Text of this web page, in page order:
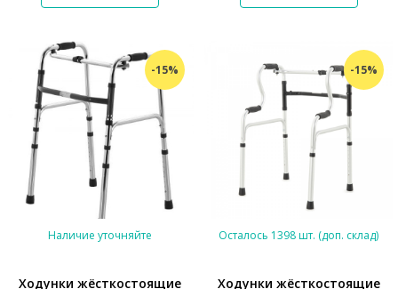
-15%
Наличие уточняйте
Ходунки жёсткостоящие
-15%
Осталось 1398 шт. (доп. склад)
Ходунки жёсткостоящие